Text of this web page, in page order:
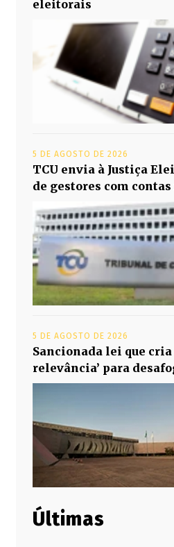
eleitorais
5 DE AGOSTO DE 2026
TCU envia à Justiça
de gestores com
5 DE AGOSTO DE 2026
Sancionada lei que
relevância’ para
Últimas